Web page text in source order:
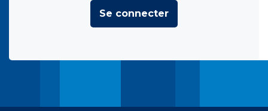
Se connecter